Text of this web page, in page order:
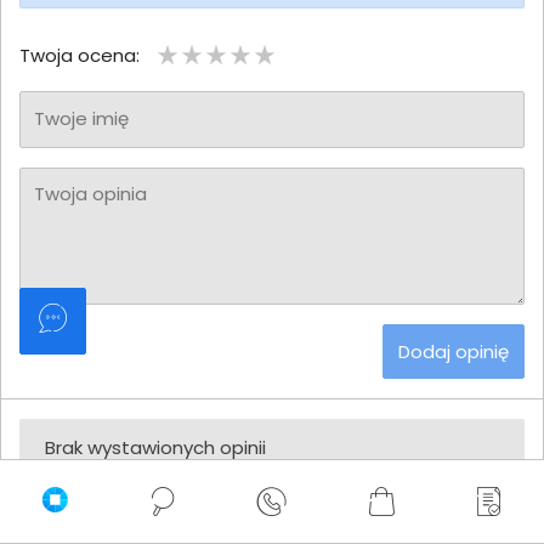
Twoja ocena:
Twoje imię
Twoja opinia
Dodaj opinię
Brak wystawionych opinii